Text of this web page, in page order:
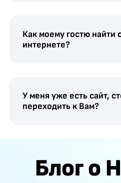
Как моему гостю найти
интернете?
У меня уже есть сайт,
переходить к Вам?
Блог о